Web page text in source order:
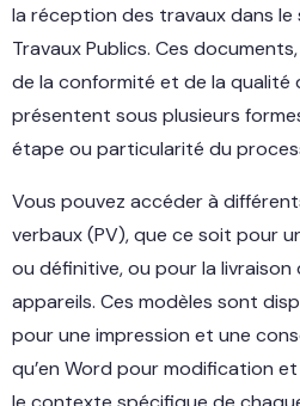
la réception des travaux dans
Travaux Publics. Ces
de la conformité et de la qualité
présentent sous plusieurs
étape ou particularité du
Vous pouvez accéder à
verbaux (PV), que ce soit pour
ou définitive, ou pour la
appareils. Ces modèles sont
pour une impression et une
qu’en Word pour modification